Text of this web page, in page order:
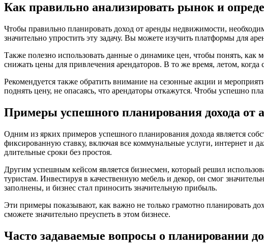
Как правильно анализировать рынок и
Чтобы правильно планировать доход от аренды недвижимости,
значительно упростить эту задачу. Вы можете изучить платформы для
Также полезно использовать данные о динамике цен, чтобы понять, как
снижать цены для привлечения арендаторов. В то же время, летом,
Рекомендуется также обратить внимание на сезонные акции и
поднять цену, не опасаясь, что арендаторы откажутся. Чтобы успешно
Примеры успешного планирования дохода от
Одним из ярких примеров успешного планирования дохода является
фиксированную ставку, включая все коммунальные услуги, интернет и
длительные сроки без простоя.
Другим успешным кейсом является бизнесмен, который решил
туристам. Инвестируя в качественную мебель и декор, он смог
заполнены, и бизнес стал приносить значительную прибыль.
Эти примеры показывают, как важно не только грамотно планировать
сможете значительно преуспеть в этом бизнесе.
Часто задаваемые вопросы о планировании